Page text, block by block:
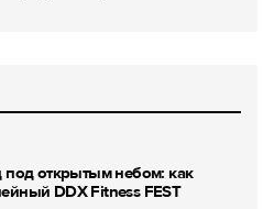
под открытым небом: как
DDX Fitness FEST